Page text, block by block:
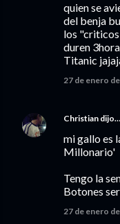
quien se
del benja
los
duren
Titanic
27 de enero de
Christian dijo…
mi gallo es
Millonario'
Tengo la
Botones
27 de enero de